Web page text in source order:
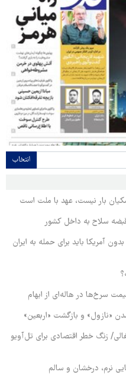
انتخاب
بار نیست، عهد با ملت است
آمریکا باید برای حمله به ایران
سرخ‌ها در هاله‌ای از ابهام
«نازول» و بازگشت «اربعین»
زنگ خطر اقتصادی برای تل‌آویو